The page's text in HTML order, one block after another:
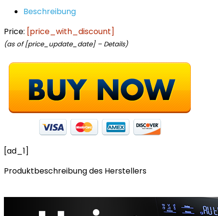
Beschreibung
Price: [price_with_discount]
(as of [price_update_date] – Details)
[ad_1]
Produktbeschreibung des Herstellers